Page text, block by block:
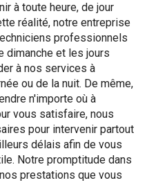
à toute heure, de jour
réalité, notre entreprise
professionnels
dimanche et les jours
à nos services à
ou de la nuit. De même,
n'importe où à
vous satisfaire, nous
pour intervenir partout
délais afin de vous
Notre promptitude dans
prestations que vous